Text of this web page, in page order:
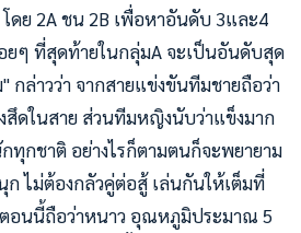
ดย 2A ชน​ 2B เพื่อหาอันดับ 3และ4
ยๆ​ ที่สุดท้ายในกลุ่ม​A​ จะเป็นอันดับสุด​
กล่าวว่า จากสายแข่งขันทีมชายถือว่า
ดในสาย ส่วนทีมหญิงนับว่าแข็งมาก
ทุกชาติ อย่างไรก็ตามตนก็จะพยายาม
ก ไม่ต้องกลัวคู่ต่อสู้ เล่นกันให้เต็มที่
อนนี้ถือว่าหนาว อุณหภูมิประมาณ 5